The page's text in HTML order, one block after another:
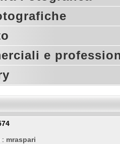
e
: mraspari